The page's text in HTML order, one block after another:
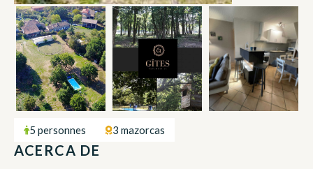
5 personnes 3 mazorcas
ACERCA DE